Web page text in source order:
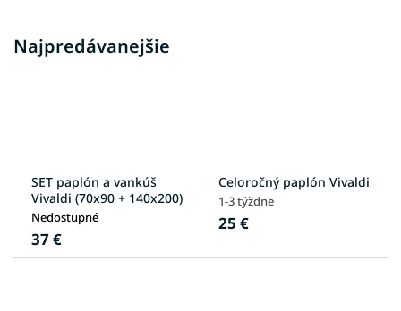
Najpredávanejšie
SET paplón a vankúš
Vivaldi (70x90 + 140x200)
Nedostupné
37 €
Celoročný paplón Vivaldi
1-3 týždne
25 €